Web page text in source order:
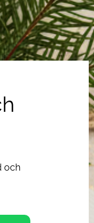
och